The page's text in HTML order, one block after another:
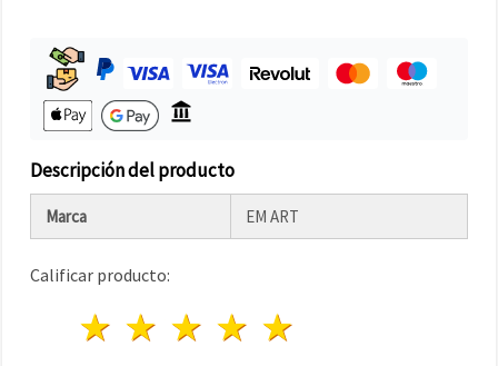
Descripción del producto
Marca EM ART
Calificar producto:
4 estrellas
3 estrellas
2 estrellas
1 estrella